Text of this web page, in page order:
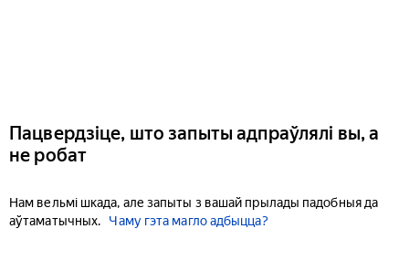
Пацвердзіце, што запыты адпраўлялі вы, а
не робат
Нам вельмі шкада, але запыты з вашай прылады падобныя да
аўтаматычных.
Чаму гэта магло адбыцца?